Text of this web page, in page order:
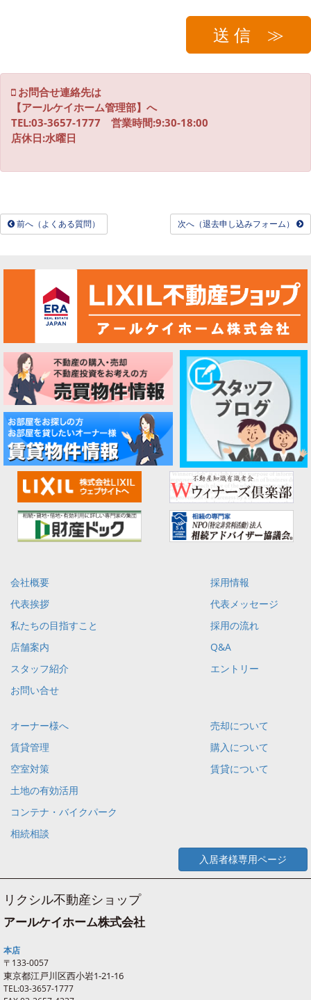
お問合せ連絡先は
【アールケイホーム管理部】へ
TEL:03-3657-1777 営業時間:9:30-18:00
店休日:水曜日
前へ（よくある質問） 次へ（退去申し込みフォーム）
会社概要
代表挨拶
私たちの目指すこと
店舗案内
スタッフ紹介
お問い合せ
採用情報
代表メッセージ
採用の流れ
Q&A
エントリー
オーナー様へ
賃貸管理
空室対策
土地の有効活用
コンテナ・バイクパーク
相続相談
売却について
購入について
賃貸について
入居者様専用ページ
リクシル不動産ショップ
アールケイホーム株式会社
本店
〒133-0057
東京都江戸川区西小岩1-21-16
TEL:03-3657-1777